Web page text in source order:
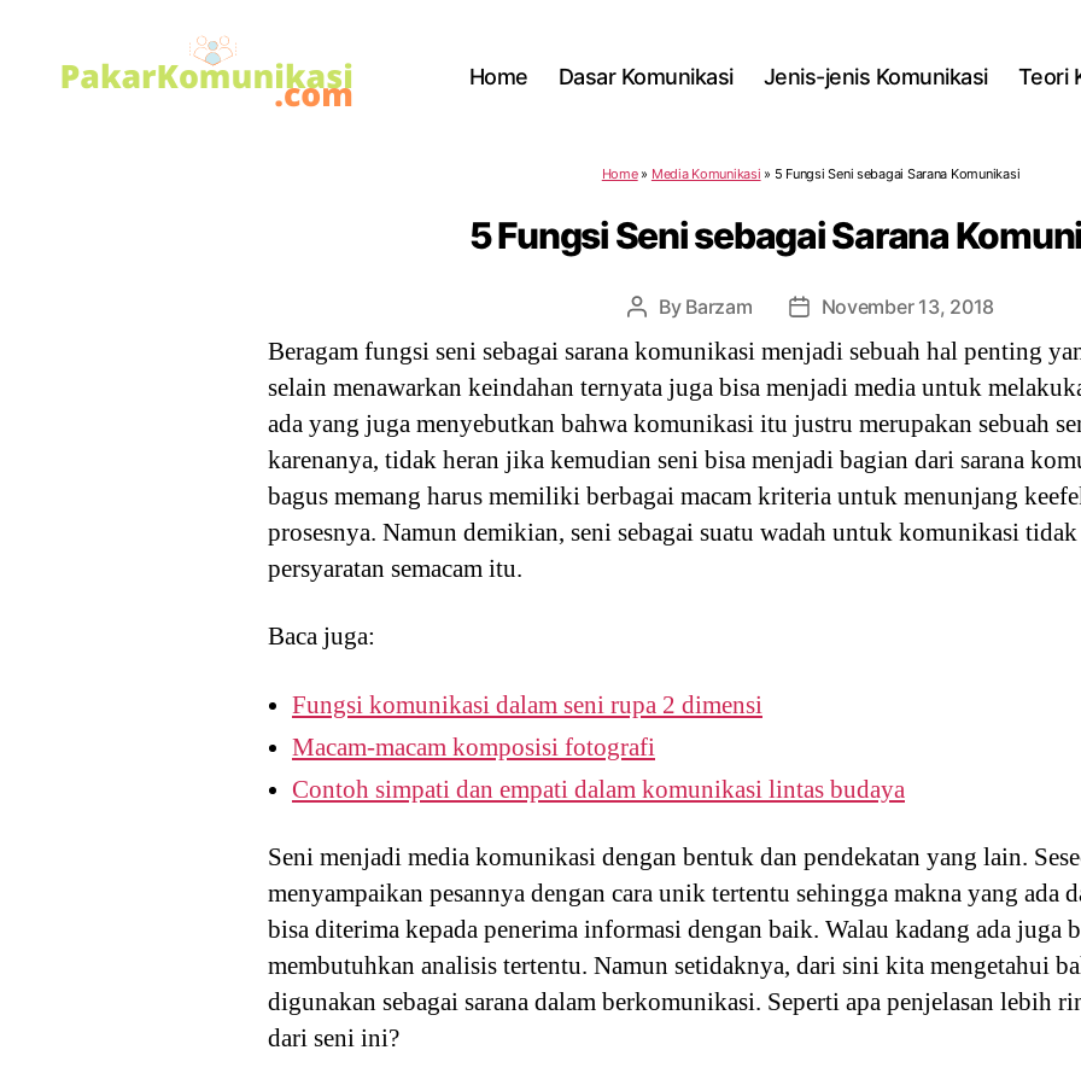
Home Dasar Komunikasi Jenis-jenis Komunikasi Teori
Home» Media Komunikasi » 5 Fungsi Seni sebagai Sarana Komunikasi
5 Fungsi Seni sebagai Sarana
Post
author
By Barzam
Post
date
November 13, 2018
Beragam fungsi seni sebagai sarana komunikasi menjadi sebuah hal penting
selain menawarkan keindahan ternyata juga bisa menjadi media untuk
ada yang juga menyebutkan bahwa komunikasi itu justru merupakan sebuah
karenanya, tidak heran jika kemudian seni bisa menjadi bagian dari sarana
bagus memang harus memiliki berbagai macam kriteria untuk menunjang
prosesnya. Namun demikian, seni sebagai suatu wadah untuk komunikasi
persyaratan semacam itu.
Baca juga:
Fungsi komunikasi dalam seni rupa 2 dimensi
Macam-macam komposisi fotografi
Contoh simpati dan empati dalam komunikasi lintas budaya
Seni menjadi media komunikasi dengan bentuk dan pendekatan yang lain.
menyampaikan pesannya dengan cara unik tertentu sehingga makna yang ada
bisa diterima kepada penerima informasi dengan baik. Walau kadang ada juga
membutuhkan analisis tertentu. Namun setidaknya, dari sini kita mengetahui
digunakan sebagai sarana dalam berkomunikasi. Seperti apa penjelasan lebih
dari seni ini?